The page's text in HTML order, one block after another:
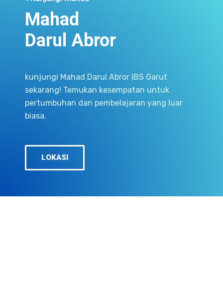
Mahad
Darul Abror
kunjungi Mahad Darul Abror IBS Garut
sekarang! Temukan kesempatan untuk
pertumbuhan dan pembelajaran yang luar
biasa.
LOKASI